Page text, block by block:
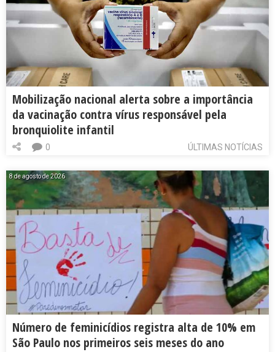
Mobilização nacional alerta sobre a importância
da vacinação contra vírus responsável pela
bronquiolite infantil
ÚLTIMAS NOTÍCIAS
0
8 de agosto de 2026
Número de feminicídios registra alta de 10% em
São Paulo nos primeiros seis meses do ano